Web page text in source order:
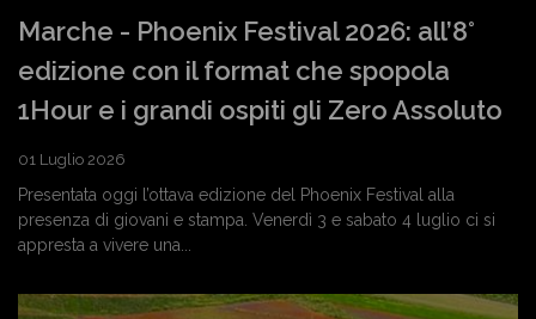
Marche - Phoenix Festival 2026: all’8°
edizione con il format che spopola
1Hour e i grandi ospiti gli Zero Assoluto
01 Luglio 2026
Presentata oggi l’ottava edizione del Phoenix Festival alla
presenza di giovani e stampa. Venerdì 3 e sabato 4 luglio ci si
appresta a vivere una...